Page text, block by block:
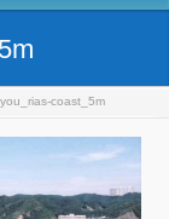
coast_5m